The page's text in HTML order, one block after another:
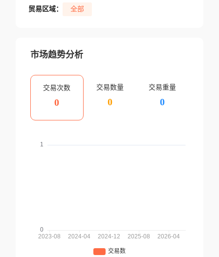
贸易区域： 全部
市场趋势分析
交易次数
0
交易数量
0
交易重量
0